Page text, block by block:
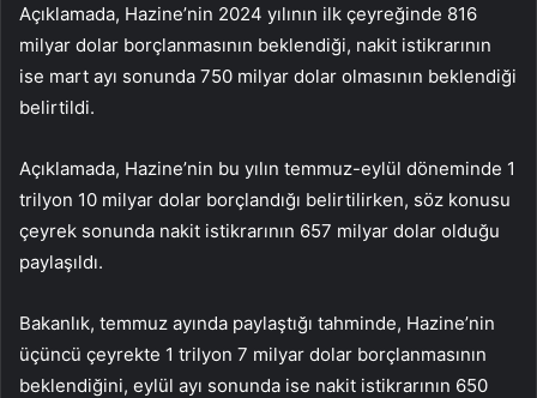
Açıklamada, Hazine’nin 2024 yılının ilk çeyreğinde 816
milyar dolar borçlanmasının beklendiği, nakit istikrarının
ise mart ayı sonunda 750 milyar dolar olmasının beklendiği
belirtildi.
Açıklamada, Hazine’nin bu yılın temmuz-eylül döneminde 1
trilyon 10 milyar dolar borçlandığı belirtilirken, söz konusu
çeyrek sonunda nakit istikrarının 657 milyar dolar olduğu
paylaşıldı.
Bakanlık, temmuz ayında paylaştığı tahminde, Hazine’nin
üçüncü çeyrekte 1 trilyon 7 milyar dolar borçlanmasının
beklendiğini, eylül ayı sonunda ise nakit istikrarının 650